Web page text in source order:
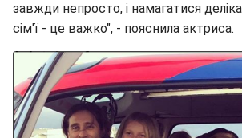
завжди непросто, і намагатися
сім'ї - це важко", - пояснила актриса.